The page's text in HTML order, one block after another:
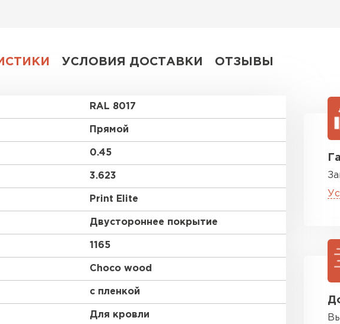
УСЛОВИЯ ДОСТАВКИ ОТЗЫВЫ
RAL 8017
Прямой
0.45
3.623
Print Elite
Двустороннее покрытие
1165
Choco wood
с пленкой
Для кровли